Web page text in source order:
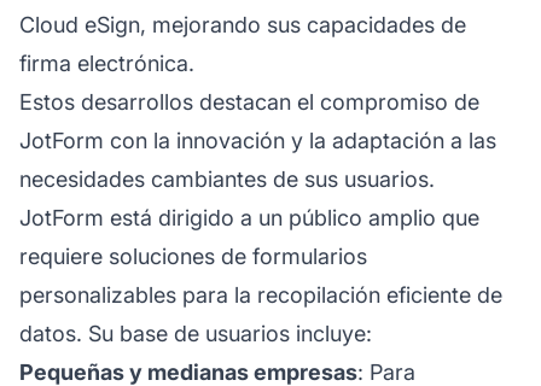
Cloud eSign, mejorando sus capacidades de
firma electrónica.
Estos desarrollos destacan el compromiso de
JotForm con la innovación y la adaptación a las
necesidades cambiantes de sus usuarios.
JotForm está dirigido a un público amplio que
requiere soluciones de formularios
personalizables para la recopilación eficiente de
datos. Su base de usuarios incluye:
Pequeñas y medianas empresas: Para